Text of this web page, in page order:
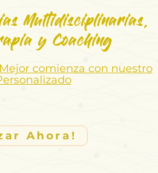
Multidisciplinarias,
y Coaching
comienza con nuestro
Ahora!